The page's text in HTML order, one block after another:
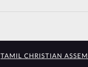
TAMIL CHRISTIAN